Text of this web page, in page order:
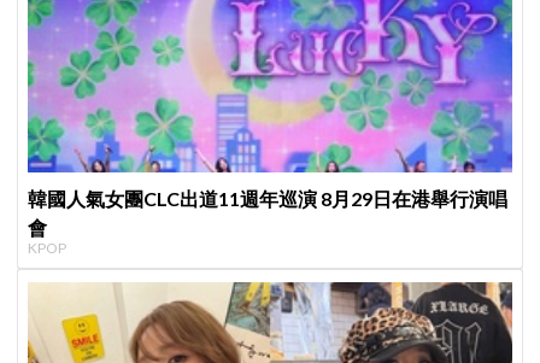
韓國人氣女團CLC出道11週年巡演 8月29日在港舉行演唱
會
KPOP